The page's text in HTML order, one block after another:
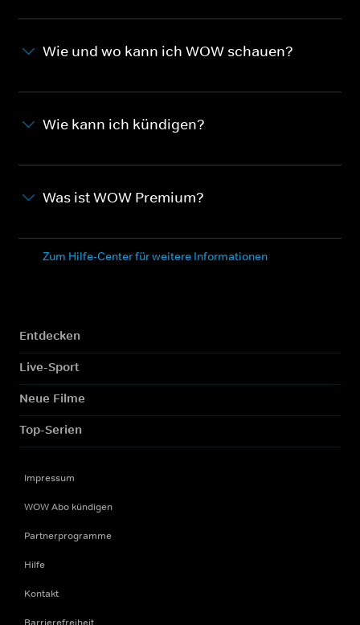
Wie und wo kann ich WOW schauen?
Wie kann ich kündigen?
Was ist WOW Premium?
Zum Hilfe-Center für weitere Informationen
Entdecken
Live-Sport
Neue Filme
Top-Serien
Impressum
WOW Abo kündigen
Partnerprogramme
Hilfe
Kontakt